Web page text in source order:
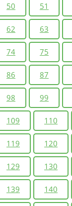
50 51
62 63
74 75
86 87
98 99
109 110
119 120
129 130
139 140